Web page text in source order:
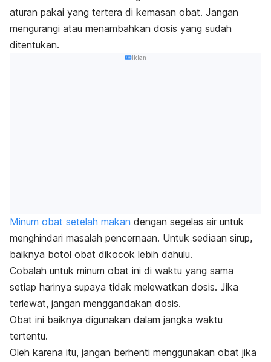
aturan pakai yang tertera di kemasan obat. Jangan
mengurangi atau menambahkan dosis yang sudah
ditentukan.
Iklan
Minum obat setelah makan dengan segelas air untuk
menghindari masalah pencernaan. Untuk sediaan sirup,
baiknya botol obat dikocok lebih dahulu.
Cobalah untuk minum obat ini di waktu yang sama
setiap harinya supaya tidak melewatkan dosis. Jika
terlewat, jangan menggandakan dosis.
Obat ini baiknya digunakan dalam jangka waktu
tertentu.
Oleh karena itu, jangan berhenti menggunakan obat jika